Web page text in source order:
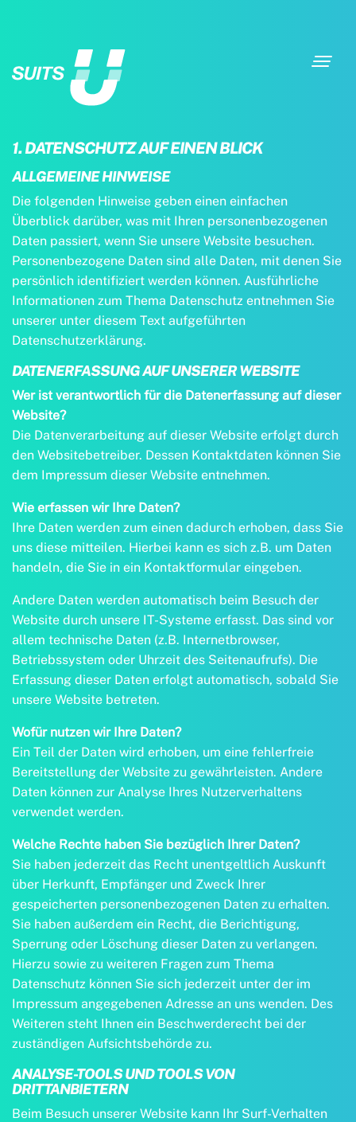
1. DATENSCHUTZ AUF EINEN BLICK
ALLGEMEINE HINWEISE
Die folgenden Hinweise geben einen einfachen
Überblick darüber, was mit Ihren personenbezogenen
Daten passiert, wenn Sie unsere Website besuchen.
Personenbezogene Daten sind alle Daten, mit denen Sie
persönlich identifiziert werden können. Ausführliche
Informationen zum Thema Datenschutz entnehmen Sie
unserer unter diesem Text aufgeführten
Datenschutzerklärung.
DATENERFASSUNG AUF UNSERER WEBSITE
Wer ist verantwortlich für die Datenerfassung auf dieser
Website?
Die Datenverarbeitung auf dieser Website erfolgt durch
den Websitebetreiber. Dessen Kontaktdaten können Sie
dem Impressum dieser Website entnehmen.
Wie erfassen wir Ihre Daten?
Ihre Daten werden zum einen dadurch erhoben, dass Sie
uns diese mitteilen. Hierbei kann es sich z.B. um Daten
handeln, die Sie in ein Kontaktformular eingeben.
Andere Daten werden automatisch beim Besuch der
Website durch unsere IT-Systeme erfasst. Das sind vor
allem technische Daten (z.B. Internetbrowser,
Betriebssystem oder Uhrzeit des Seitenaufrufs). Die
Erfassung dieser Daten erfolgt automatisch, sobald Sie
unsere Website betreten.
Wofür nutzen wir Ihre Daten?
Ein Teil der Daten wird erhoben, um eine fehlerfreie
Bereitstellung der Website zu gewährleisten. Andere
Daten können zur Analyse Ihres Nutzerverhaltens
verwendet werden.
Welche Rechte haben Sie bezüglich Ihrer Daten?
Sie haben jederzeit das Recht unentgeltlich Auskunft
über Herkunft, Empfänger und Zweck Ihrer
gespeicherten personenbezogenen Daten zu erhalten.
Sie haben außerdem ein Recht, die Berichtigung,
Sperrung oder Löschung dieser Daten zu verlangen.
Hierzu sowie zu weiteren Fragen zum Thema
Datenschutz können Sie sich jederzeit unter der im
Impressum angegebenen Adresse an uns wenden. Des
Weiteren steht Ihnen ein Beschwerderecht bei der
zuständigen Aufsichtsbehörde zu.
ANALYSE-TOOLS UND TOOLS VON
DRITTANBIETERN
Beim Besuch unserer Website kann Ihr Surf-Verhalten